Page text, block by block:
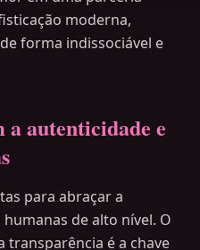
moderna,
forma indissociável e
a autenticidade e
para abraçar a
de alto nível. O
transparência é a chave